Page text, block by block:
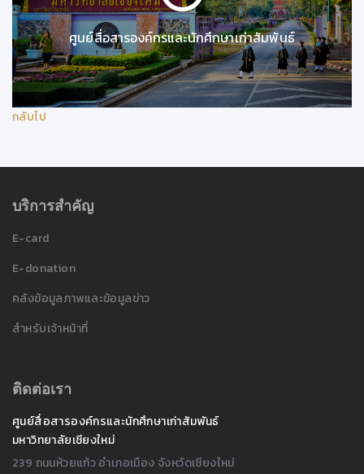
ศูนย์สื่อสารองค์กรและนักศึกษาเก่าสัมพันธ์
กลับไป
บริการสำคัญ
E-card
E-donation
คลังข้อมูลภาพและข้อมูลข่าว
สำหรับเจ้าหน้าที่
ติดต่อเรา
ศูนย์สื่อสารองค์กรและนักศึกษาเก่าสัมพันธ์
มหาวิทยาลัยเชียงใหม่
239 ถนนห้วยแก้ว อำเภอเมือง จังหวัดเชียงใหม่